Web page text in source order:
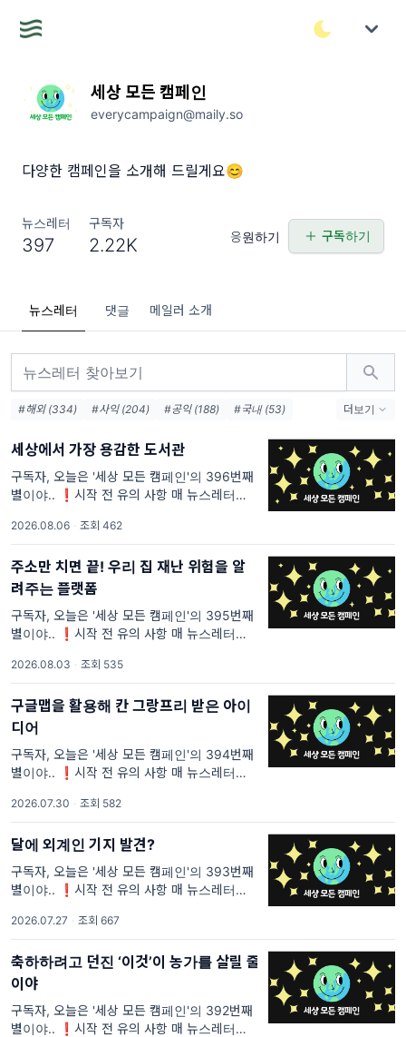
세상 모든 캠페인
everycampaign@maily.so
다양한 캠페인을 소개해 드릴게요😊
뉴스레터
397
구독자
2.22K 응원하기 구독하기
뉴스레터 댓글 메일러 소개
#해외 (334) #사익 (204) #공익 (188)
#국내 (53)
#대행사(Rethink) (12)
#대행사(디마이너스원) (11)
#브랜드(IKEA) (10)
#대행사(Ogilvy) (9)
#브랜드(Heinz) (9)
#브랜드(Samsung) (8)
#브랜드(McDonald's) (8)
#대행사(VML) (8)
#대행사(학생작) (7)
더보기
세상에서 가장 용감한 도서관
구독자, 오늘은 '세상 모든 캠페인'의 396번째
별이야.. ❗시작 전 유의 사항 매 뉴스레터마다
>을 처음 보는 사람들은 이해가 안 될 것 같은
부분과 내가 꼭 전달하고 싶은 부분의 텍스트는
2026.08.06 · 조회 462
주소만 치면 끝! 우리 집 재난 위험을 알
려주는 플랫폼
구독자, 오늘은 '세상 모든 캠페인'의 395번째
별이야.. ❗시작 전 유의 사항 매 뉴스레터마다
>을 처음 보는 사람들은 이해가 안 될 것 같은
부분과 내가 꼭 전달하고 싶은 부분의 텍스트는
2026.08.03 · 조회 535
구글맵을 활용해 칸 그랑프리 받은 아이
디어
구독자, 오늘은 '세상 모든 캠페인'의 394번째
별이야.. ❗시작 전 유의 사항 매 뉴스레터마다
>을 처음 보는 사람들은 이해가 안 될 것 같은
부분과 내가 꼭 전달하고 싶은 부분의 텍스트는
2026.07.30 · 조회 582
달에 외계인 기지 발견?
구독자, 오늘은 '세상 모든 캠페인'의 393번째
별이야.. ❗시작 전 유의 사항 매 뉴스레터마다
>을 처음 보는 사람들은 이해가 안 될 것 같은
부분과 내가 꼭 전달하고 싶은 부분의 텍스트는
2026.07.27 · 조회 667
축하하려고 던진 ‘이것’이 농가를 살릴 줄
이야
구독자, 오늘은 '세상 모든 캠페인'의 392번째
별이야.. ❗시작 전 유의 사항 매 뉴스레터마다